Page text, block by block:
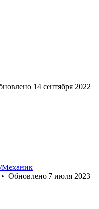
14 сентября 2022
Механик
• Обновлено 7 июля 2023